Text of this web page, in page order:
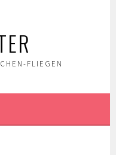
FLIEGEN